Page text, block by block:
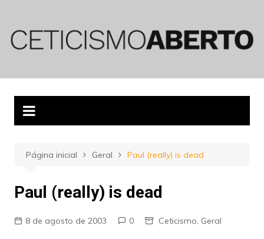
conteúdo
Página inicial Geral Paul (really) is dead
Paul (really) is dead
8 de agosto de 2003 0 Ceticismo Geral